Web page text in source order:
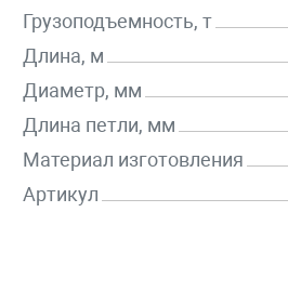
Грузоподъемность, т
Длина, м
Диаметр, мм
Длина петли, мм
Материал изготовления
Артикул